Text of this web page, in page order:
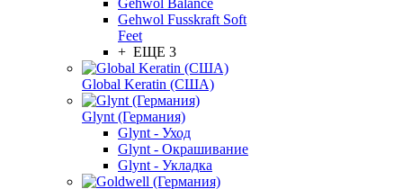
Gehwol Balance
Gehwol Fusskraft Soft
Feet
+ ЕЩЕ 3
Global Keratin (США)
Glynt (Германия)
Glynt - Уход
Glynt - Окрашивание
Glynt - Укладка